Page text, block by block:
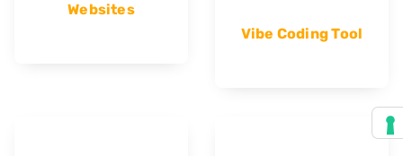
Websites
Vibe Coding Tool